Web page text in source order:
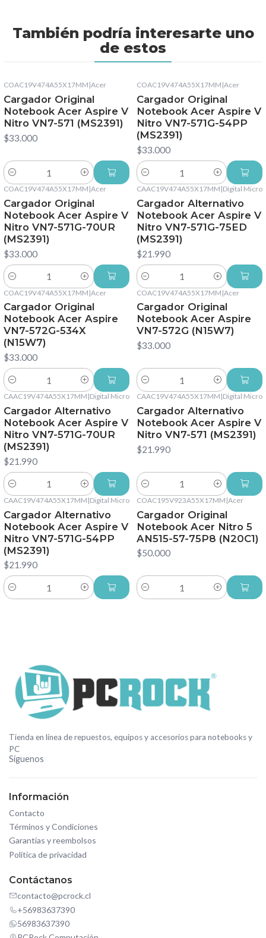
También podría interesarte uno
de estos
COAC19V474A55X17MM |Acer
Cargador Original
Notebook Acer Aspire V
Nitro VN7-571 (MS2391)
$33.000
Cantidad
COAC19V474A55X17MM |Acer
Cargador Original
Notebook Acer Aspire V
Nitro VN7-571G-54PP
(MS2391)
$33.000
Cantidad
COAC19V474A55X17MM |Acer
Cargador Original
Notebook Acer Aspire V
Nitro VN7-571G-70UR
(MS2391)
$33.000
Cantidad
CAAC19V474A55X17MM |Digital Micro
Cargador Alternativo
Notebook Acer Aspire V
Nitro VN7-571G-75ED
(MS2391)
$21.990
Cantidad
COAC19V474A55X17MM |Acer
Cargador Original
Notebook Acer Aspire
VN7-572G-534X
(N15W7)
$33.000
Cantidad
COAC19V474A55X17MM |Acer
Cargador Original
Notebook Acer Aspire
VN7-572G (N15W7)
$33.000
Cantidad
CAAC19V474A55X17MM |Digital Micro
Cargador Alternativo
Notebook Acer Aspire V
Nitro VN7-571G-70UR
(MS2391)
$21.990
Cantidad
CAAC19V474A55X17MM |Digital Micro
Cargador Alternativo
Notebook Acer Aspire V
Nitro VN7-571 (MS2391)
$21.990
Cantidad
CAAC19V474A55X17MM |Digital Micro
Cargador Alternativo
Notebook Acer Aspire V
Nitro VN7-571G-54PP
(MS2391)
$21.990
Cantidad
COAC195V923A55X17MM |Acer
Cargador Original
Notebook Acer Nitro 5
AN515-57-75P8 (N20C1)
$50.000
Cantidad
Tienda en línea de repuestos, equipos y accesorios para notebooks y
PC
Síguenos
Información
Contacto
Términos y Condiciones
Garantías y reembolsos
Política de privacidad
Contáctanos
contacto@pcrock.cl
+56983637390
56983637390